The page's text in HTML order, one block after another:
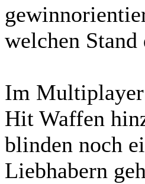
welchen
Im Multiplayer
Hit Waffen
blinden noch
Liebhabern